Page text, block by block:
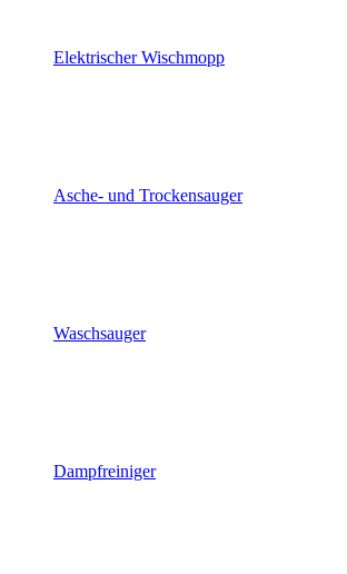
Elektrischer Wischmopp
Asche- und Trockensauger
Waschsauger
Dampfreiniger